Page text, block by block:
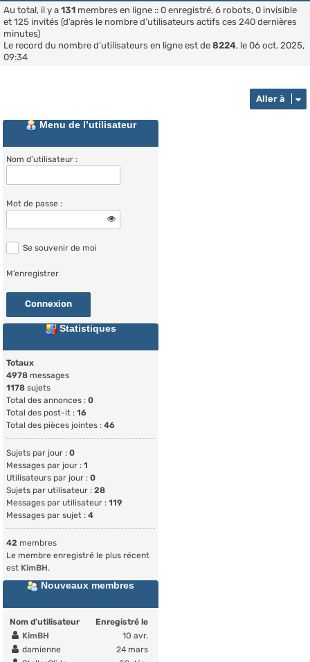
Au total, il y a 131 membres en ligne :: 0 enregistré, 6 robots, 0 invisible
et 125 invités (d’après le nombre d’utilisateurs actifs ces 240 dernières
minutes)
Le record du nombre d’utilisateurs en ligne est de 8224, le 06 oct. 2025,
09:34
Aller à
Menu de l’utilisateur
Nom d’utilisateur :
Mot de passe :
Se souvenir de moi
M’enregistrer
Statistiques
Totaux
4978 messages
1178 sujets
Total des annonces :0
Total des post-it :16
Total des pièces jointes :46
Sujets par jour :0
Messages par jour :1
Utilisateurs par jour :0
Sujets par utilisateur :28
Messages par utilisateur :119
Messages par sujet :4
42 membres
Le membre enregistré le plus récent
est KimBH.
Nouveaux membres
Nom d’utilisateur
Enregistré le
KimBH
10 avr.
damienne
24 mars